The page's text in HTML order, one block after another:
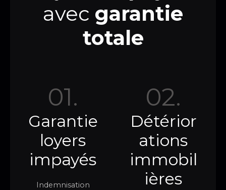
avec garantie
totale
01.
Garantie
loyers
impayés
Indemnisation
02.
Détérior
ations
immobil
ières​